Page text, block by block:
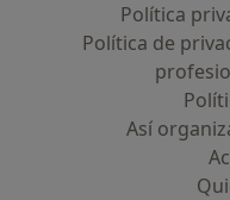
Política
Política de
Así